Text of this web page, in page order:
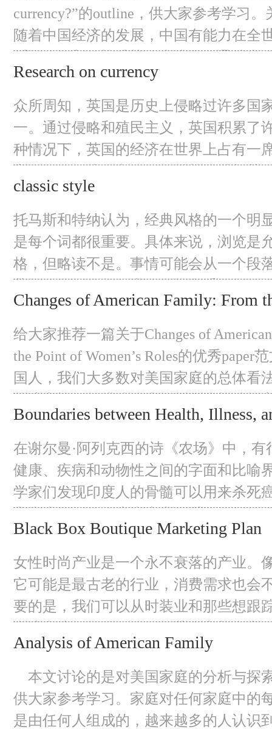
伯之春，现代通信技术和互联网发挥了
currency?”的outline，供大家参考学习
随着中国经济的发展，中国有能力在全
读者一个关于人民币国际化进程的全面
几个部分向读者展示具体的分析。本文
货币产生的背景。通过对世界货币的历
Research on currency
众所周知，英国是历史上侵略过许多国
一。通过侵略和殖民主义，英国积累了
种情况下，英国的经济在世界上占有一
系。在这种关系中，货币英镑被用于国
易。因此，有必要对货币史进行研究。
历史。 As is known to all,
classic style
托马斯和特纳认为，经典风格的一个明
是每个词都很重要。具体来说，浏览是
格，但略读不是。事情可能会从一个段
须高度注意。这也是一个与略读非常重
读不包含这样的细节。这一特点在伯罗
格拉底的道歉和方法论中都有明确的体
Thomas and
Changes of American Family: From
Women’s Roles
给大家推荐一篇关于Changes of
the Point of Women’s Roles的优秀paper
国人，我们大多数对美国家庭的总体看
中涌动的大多数想法都是一个父亲、一
孩子或孩子的集合，不管是中国人还是
负着养家糊口的责任，
Boundaries between Health, Illness,
The Farm
在谢尔曼·阿列克西的诗《农场》中，有
健康、疾病和动物性之间的字面和比喻
学家们发现印度人的骨髓可以用来杀死
是说，有些人的健康是基于别人的痛苦
界导致了一个关键问题。有些痛苦是可
现其他好事，而其他人认为痛苦是普遍
There are a lot
Black Box Boutique Marketing Plan
女性时尚产业是一个永不衰落的产业。
它可能是最古老的行业，消费需求也会
要的是，我们可以从时装业和那些想跟
动和长远发展，时尚产业已经发展成为
业。价值链的每一部分都是相对透明的
心。与其他人不同的是，我们不仅关注
切关注那些不真正追求时尚的人，试图
Analysis of American Family
本文讨论的是对美国家庭的分析与探
供大家参考学习。家庭对任何家庭中的
是由任何人组成的，越来越多的人认识